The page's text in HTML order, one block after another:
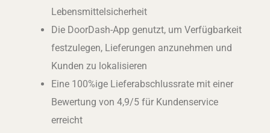
Lebensmittelsicherheit
Die DoorDash-App genutzt, um Verfügbarkeit
festzulegen, Lieferungen anzunehmen und
Kunden zu lokalisieren
Eine 100%ige Lieferabschlussrate mit einer
Bewertung von 4,9/5 für Kundenservice
erreicht